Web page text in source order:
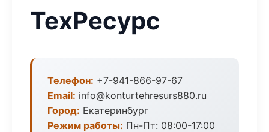
ТехРесурс
Телефон: +7-941-866-97-67
Email: info@konturtehresurs880.ru
Город: Екатеринбург
Режим работы: Пн-Пт: 08:00-17:00